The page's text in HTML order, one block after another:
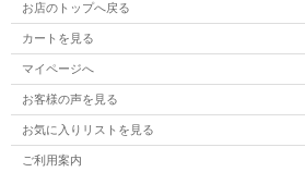
お店のトップへ戻る
カートを見る
マイページへ
お客様の声を見る
お気に入りリストを見る
ご利用案内